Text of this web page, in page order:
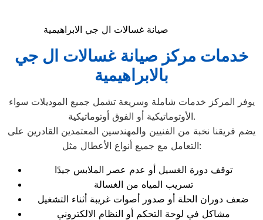
صيانة غسالات ال جي الابراهيمية
خدمات مركز صيانة غسالات ال جي
بالابراهيمية
يوفر المركز خدمات شاملة وسريعة تشمل جميع الموديلات سواء
الأوتوماتيكية أو الفوق أوتوماتيكية.
يضم فريقنا نخبة من الفنيين والمهندسين المعتمدين القادرين على
التعامل مع جميع أنواع الأعطال مثل:
توقف دورة الغسيل أو عدم عصر الملابس جيدًا
تسريب المياه من الغسالة
ضعف دوران الحلة أو صدور أصوات غريبة أثناء التشغيل
مشاكل في لوحة التحكم أو النظام الالكتروني